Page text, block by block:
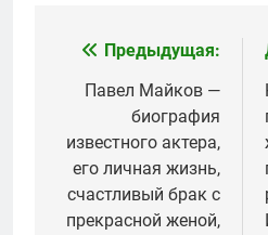
Навигация
записям
Предыдущая:
Павел Майков —
биография
известного актера,
его личная жизнь,
счастливый брак с
прекрасной женой,